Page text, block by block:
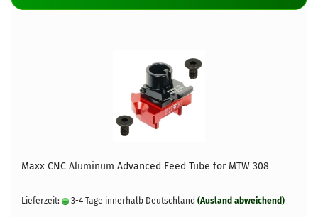
Maxx CNC Aluminum Advanced Feed Tube for MTW 308
Lieferzeit: 3-4 Tage innerhalb Deutschland (Ausland abweichend)